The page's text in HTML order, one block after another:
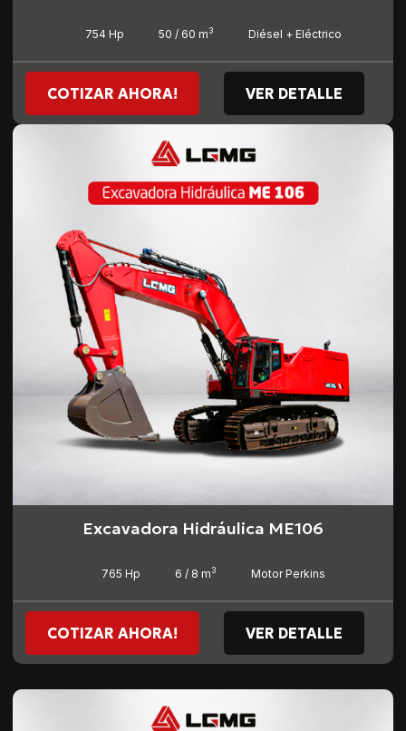
754 Hp 50 / 60 m3 Diésel + Eléctrico
COTIZAR AHORA! VER DETALLE
Excavadora Hidráulica ME106
765 Hp 6 / 8 m3 Motor Perkins
COTIZAR AHORA! VER DETALLE